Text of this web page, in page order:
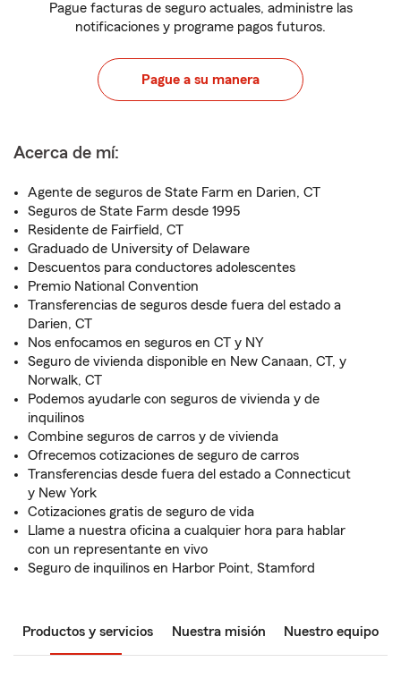
Pague facturas de seguro actuales, administre las
notificaciones y programe pagos futuros.
Pague a su manera
Acerca de mí:
Agente de seguros de State Farm en Darien, CT
Seguros de State Farm desde 1995
Residente de Fairfield, CT
Graduado de University of Delaware
Descuentos para conductores adolescentes
Premio National Convention
Transferencias de seguros desde fuera del estado a
Darien, CT
Nos enfocamos en seguros en CT y NY
Seguro de vivienda disponible en New Canaan, CT, y
Norwalk, CT
Podemos ayudarle con seguros de vivienda y de
inquilinos
Combine seguros de carros y de vivienda
Ofrecemos cotizaciones de seguro de carros
Transferencias desde fuera del estado a Connecticut
y New York
Cotizaciones gratis de seguro de vida
Llame a nuestra oficina a cualquier hora para hablar
con un representante en vivo
Seguro de inquilinos en Harbor Point, Stamford
Productos y servicios Nuestra misión Nuestro equipo